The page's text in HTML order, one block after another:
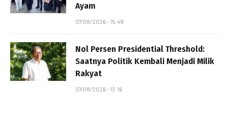
Ayam
07/08/2026 - 15:49
Nol Persen Presidential Threshold:
Saatnya Politik Kembali Menjadi Milik
Rakyat
07/08/2026 - 13:16